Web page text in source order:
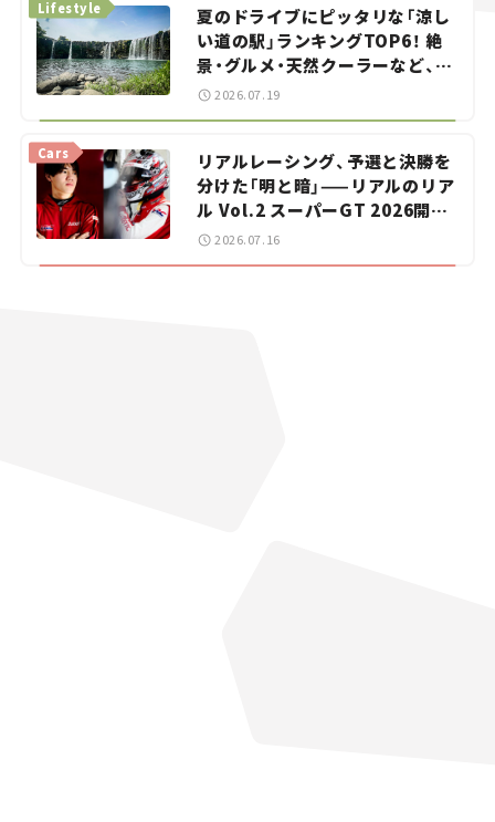
夏のドライブにピッタリな「涼し
い道の駅」ランキングTOP6！ 絶
景・グルメ・天然クーラーなど、避
暑におすすめのスポットを紹介
Lifestyle
2026.07.19
リアルレーシング、予選と決勝を
分けた「明と暗」——リアルのリア
ル Vol.2 スーパーGT 2026開幕
戦 岡山国際サーキット
Cars
2026.07.16